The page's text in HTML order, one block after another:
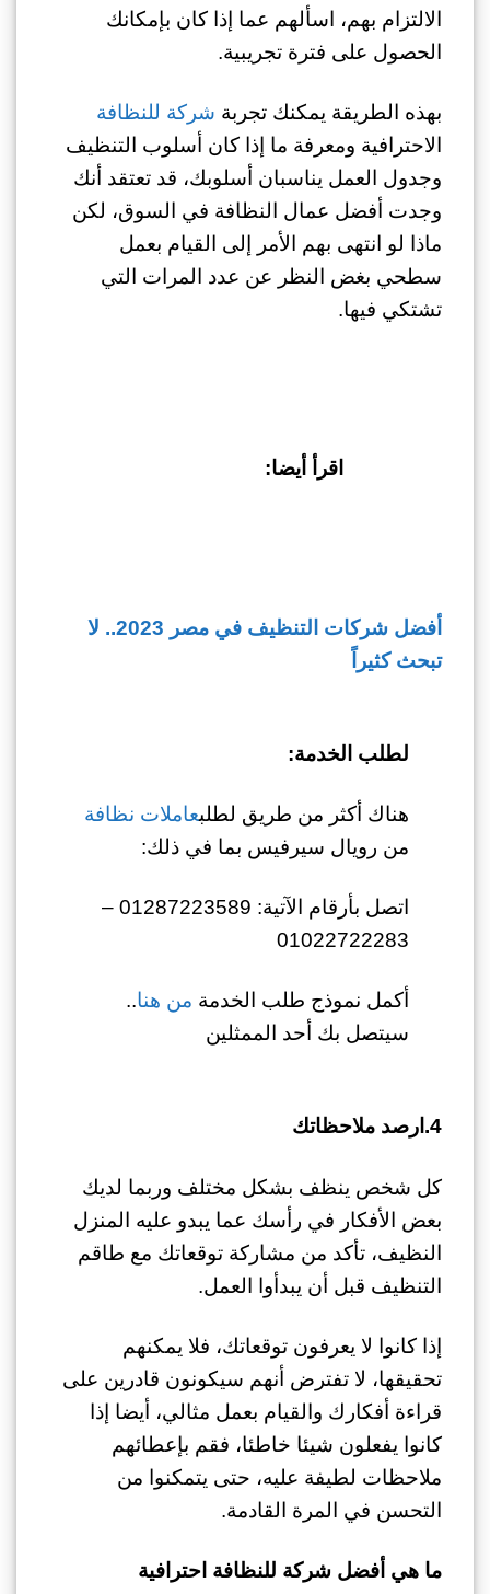
الالتزام بهم، اسألهم عما إذا كان بإمكانك
الحصول على فترة تجريبية.
بهذه الطريقة يمكنك تجربة شركة للنظافة
الاحترافية ومعرفة ما إذا كان أسلوب التنظيف
وجدول العمل يناسبان أسلوبك، قد تعتقد أنك
وجدت أفضل عمال النظافة في السوق، لكن
ماذا لو انتهى بهم الأمر إلى القيام بعمل
سطحي بغض النظر عن عدد المرات التي
تشتكي فيها.
اقرأ أيضا:
أفضل شركات التنظيف في مصر 2023.. لا
تبحث كثيراً
لطلب الخدمة:
هناك أكثر من طريق لطلبعاملات نظافة
من رويال سيرفيس بما في ذلك:
اتصل بأرقام الآتية: 01287223589 –
01022722283
أكمل نموذج طلب الخدمة من هنا..
سيتصل بك أحد الممثلين
4.ارصد ملاحظاتك
كل شخص ينظف بشكل مختلف وربما لديك
بعض الأفكار في رأسك عما يبدو عليه المنزل
النظيف، تأكد من مشاركة توقعاتك مع طاقم
التنظيف قبل أن يبدأوا العمل.
إذا كانوا لا يعرفون توقعاتك، فلا يمكنهم
تحقيقها، لا تفترض أنهم سيكونون قادرين على
قراءة أفكارك والقيام بعمل مثالي، أيضا إذا
كانوا يفعلون شيئا خاطئا، فقم بإعطائهم
ملاحظات لطيفة عليه، حتى يتمكنوا من
التحسن في المرة القادمة.
ما هي أفضل شركة للنظافة احترافية